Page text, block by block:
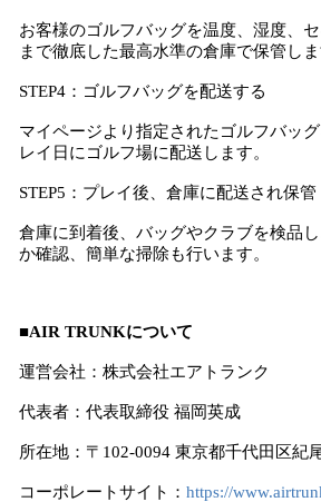
お客様のゴルフバッグを温度、湿度、
まで徹底した最高水準の倉庫で保管しま
STEP4：ゴルフバッグを配送する
マイページより指定されたゴルフバッ
レイ日にゴルフ場に配送します。
STEP5：プレイ後、倉庫に配送され保管
倉庫に到着後、バッグやクラブを検品
か確認、簡単な掃除も行います。
■AIR TRUNKについて
運営会社：株式会社エアトランク
代表者：代表取締役 福岡英成
所在地：〒102-0094 東京都千代田区紀
コーポレートサイト： https://